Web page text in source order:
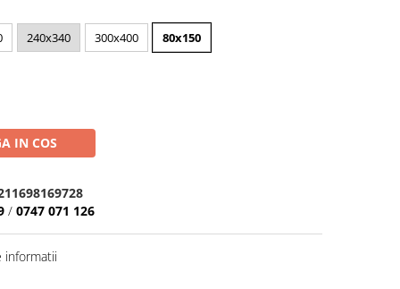
240x340 300x400 80x150
IN COS
/ 0747 071 126
informatii